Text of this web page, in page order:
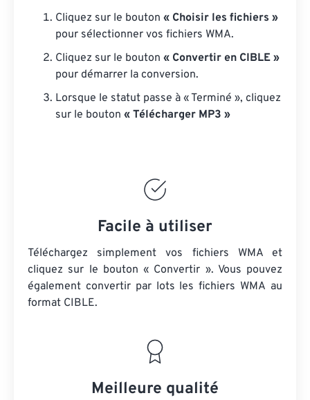
Cliquez sur le bouton « Choisir les fichiers »
pour sélectionner vos fichiers WMA.
Cliquez sur le bouton « Convertir en CIBLE »
pour démarrer la conversion.
Lorsque le statut passe à « Terminé », cliquez
sur le bouton « Télécharger MP3 »
Facile à utiliser
Téléchargez simplement vos fichiers WMA et
cliquez sur le bouton « Convertir ». Vous pouvez
également convertir par lots les fichiers WMA au
format CIBLE.
Meilleure qualité